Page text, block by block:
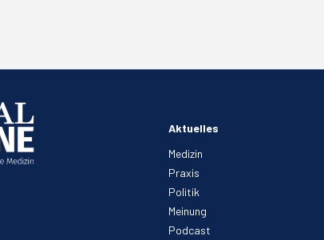
Aktuelles
Medizin
Praxis
Politik
Meinung
Podcast